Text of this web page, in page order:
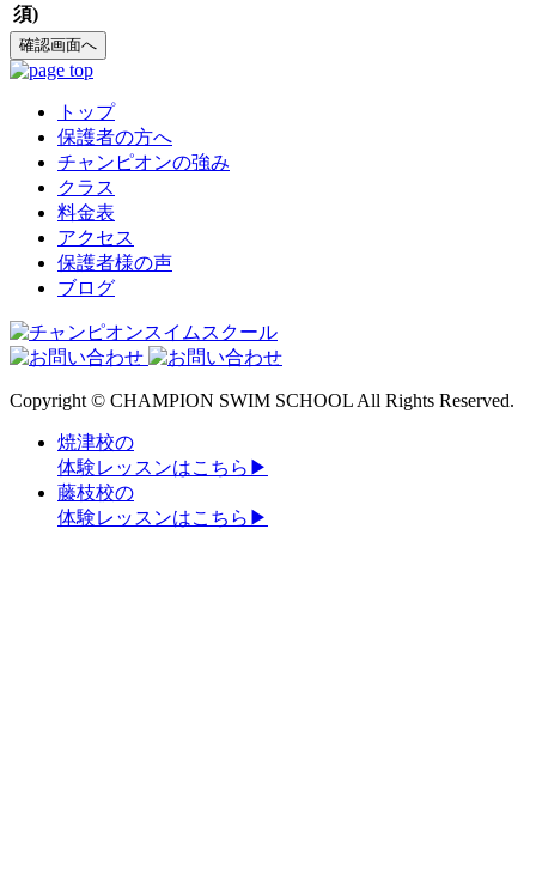
須)
トップ
保護者の方へ
チャンピオンの強み
クラス
料金表
アクセス
保護者様の声
ブログ
Copyright © CHAMPION SWIM SCHOOL All Rights Reserved.
焼津校の
体験レッスンはこちら ▶
藤枝校の
体験レッスンはこちら ▶